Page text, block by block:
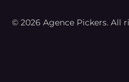
© 2026 Agence Pickers. All